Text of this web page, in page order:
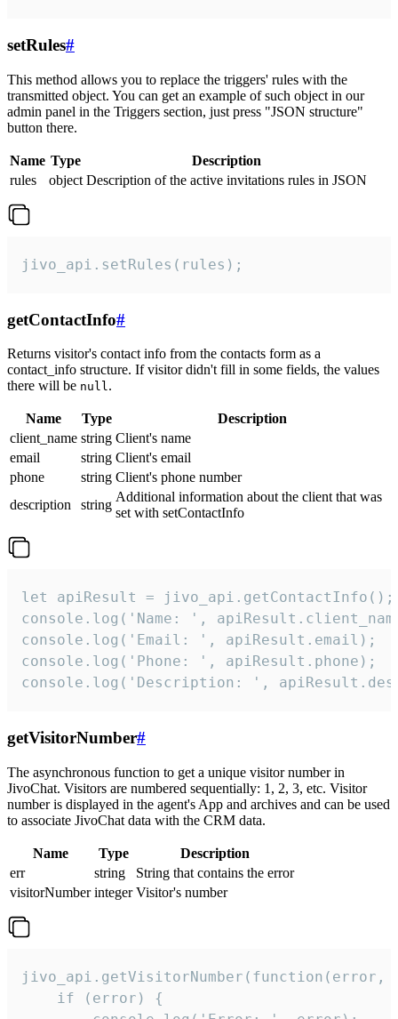
setRules#
This method allows you to replace the triggers' rules with the
transmitted object. You can get an example of such object in our
admin panel in the Triggers section, just press "JSON structure"
button there.
Name Type
Description
rules
object Description of the active invitations rules in JSON
jivo_api.setRules(rules);
getContactInfo#
Returns visitor's contact info from the contacts form as a
contact_info structure. If visitor didn't fill in some fields, the values
there will be null.
Name Type
Description
client_name string Client's name
email
string Client's email
phone
string Client's phone number
description
string
Additional information about the client that was
set with setContactInfo
let apiResult = jivo_api.getContactInfo();
console.log('Name: ',
console.log('Email: ', apiResult.email);
console.log('Phone: ', apiResult.phone);
console.log('Description: ',
getVisitorNumber#
The asynchronous function to get a unique visitor number in
JivoChat. Visitors are numbered sequentially: 1, 2, 3, etc. Visitor
number is displayed in the agent's App and archives and can be used
to associate JivoChat data with the CRM data.
Name Type
Description
err
string
String that contains the error
visitorNumber integer Visitor's number
jivo_api.getVisitorNumber(function(error,
    if (error) {